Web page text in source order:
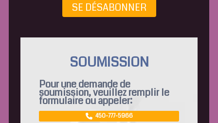
SE DÉSABONNER
SOUMISSION
Pour une demande de
soumission, veuillez remplir le
formulaire ou appeler:
450-777-5966